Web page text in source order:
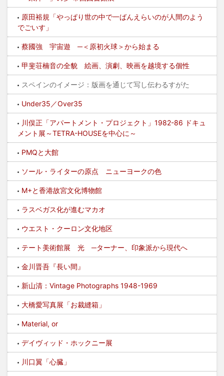
原田裕規「やっぱり世の中で一ばんえらいのが人間のよう
でごいす」
蔡國強 宇宙遊 ─＜原初火球＞から始まる
甲斐荘楠音の全貌 絵画、演劇、映画を越境する個性
スペインのイメージ：版画を通じて写し伝わるすがた
Under35／Over35
川俣正「アパートメント・プロジェクト」1982-86 ドキュ
メント展～TETRA-HOUSEを中心に～
PMQと大館
ソール・ライターの原点 ニューヨークの色
M+と香港故宮文化博物館
ラスベガス化が進むマカオ
ウエスト・クーロン文化地区
テート美術館展 光 ─ターナー、印象派から現代へ
金川晋吾『長い間』
新山清：Vintage Photographs 1948-1969
大橋愛写真展「お裁縫箱」
Material, or
デイヴィッド・ホックニー展
川口翼「心臓」